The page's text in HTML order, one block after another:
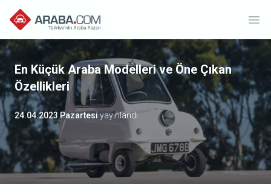
En Küçük Araba Modelleri ve Öne Çıkan
Özellikleri
24.04.2023 Pazartesi yayınlandı